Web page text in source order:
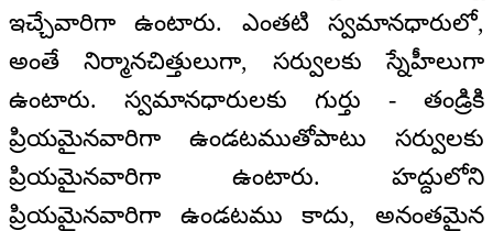
ఇచ్చేవారిగా ఉంటారు. ఎంతటి స్వమానధారులో,
అంతే నిర్మానచిత్తులుగా, సర్వులకు స్నేహీలుగా
ఉంటారు. స్వమానధారులకు గుర్తు - తండ్రికి
ప్రియమైనవారిగా ఉండటముతోపాటు సర్వులకు
ప్రియమైనవారిగా ఉంటారు. హద్దులోని
ప్రియమైనవారిగా ఉండటము కాదు, అనంతమైన